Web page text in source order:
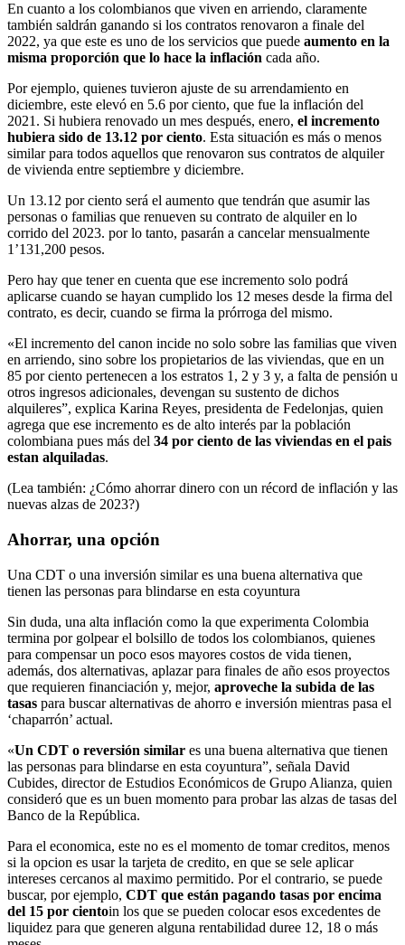
En cuanto a los colombianos que viven en arriendo, claramente
también saldrán ganando si los contratos renovaron a finale del
2022, ya que este es uno de los servicios que puede aumento en la
misma proporción que lo hace la inflación cada año.
Por ejemplo, quienes tuvieron ajuste de su arrendamiento en
diciembre, este elevó en 5.6 por ciento, que fue la inflación del
2021. Si hubiera renovado un mes después, enero, el incremento
hubiera sido de 13.12 por ciento. Esta situación es más o menos
similar para todos aquellos que renovaron sus contratos de alquiler
de vivienda entre septiembre y diciembre.
Un 13.12 por ciento será el aumento que tendrán que asumir las
personas o familias que renueven su contrato de alquiler en lo
corrido del 2023. por lo tanto, pasarán a cancelar mensualmente
1’131,200 pesos.
Pero hay que tener en cuenta que ese incremento solo podrá
aplicarse cuando se hayan cumplido los 12 meses desde la firma del
contrato, es decir, cuando se firma la prórroga del mismo.
«El incremento del canon incide no solo sobre las familias que viven
en arriendo, sino sobre los propietarios de las viviendas, que en un
85 por ciento pertenecen a los estratos 1, 2 y 3 y, a falta de pensión u
otros ingresos adicionales, devengan su sustento de dichos
alquileres”, explica Karina Reyes, presidenta de Fedelonjas, quien
agrega que ese incremento es de alto interés par la población
colombiana pues más del 34 por ciento de las viviendas en el pais
estan alquiladas.
(Lea también: ¿Cómo ahorrar dinero con un récord de inflación y las
nuevas alzas de 2023?)
Ahorrar, una opción
Una CDT o una inversión similar es una buena alternativa que
tienen las personas para blindarse en esta coyuntura
Sin duda, una alta inflación como la que experimenta Colombia
termina por golpear el bolsillo de todos los colombianos, quienes
para compensar un poco esos mayores costos de vida tienen,
además, dos alternativas, aplazar para finales de año esos proyectos
que requieren financiación y, mejor, aproveche la subida de las
tasas para buscar alternativas de ahorro e inversión mientras pasa el
‘chaparrón’ actual.
«Un CDT o reversión similar es una buena alternativa que tienen
las personas para blindarse en esta coyuntura”, señala David
Cubides, director de Estudios Económicos de Grupo Alianza, quien
consideró que es un buen momento para probar las alzas de tasas del
Banco de la República.
Para el economica, este no es el momento de tomar creditos, menos
si la opcion es usar la tarjeta de credito, en que se sele aplicar
intereses cercanos al maximo permitido. Por el contrario, se puede
buscar, por ejemplo, CDT que están pagando tasas por encima
del 15 por cientoin los que se pueden colocar esos excedentes de
liquidez para que generen alguna rentabilidad duree 12, 18 o más